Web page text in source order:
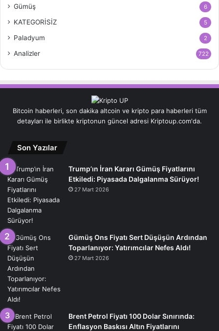
Gümüş 6
KATEGORİSİZ 5
Paladyum 2
Analizler 722
Bitcoin haberleri, son dakika altcoin ve kripto para haberleri tüm
detayları ile birlikte kriptonun güncel adresi Kriptoup.com'da.
Son Yazılar
Trump’ın İran Kararı Gümüş Fiyatlarını
Etkiledi: Piyasada Dalgalanma Sürüyor!
27 Mart 2026
Gümüş Ons Fiyatı Sert Düşüşün Ardından
Toparlanıyor: Yatırımcılar Nefes Aldı!
27 Mart 2026
Brent Petrol Fiyatı 100 Dolar Sınırında:
Enflasyon Baskısı Altın Fiyatlarını